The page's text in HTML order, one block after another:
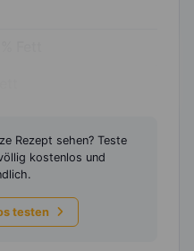
Rezept sehen? Teste
kostenlos und
testen